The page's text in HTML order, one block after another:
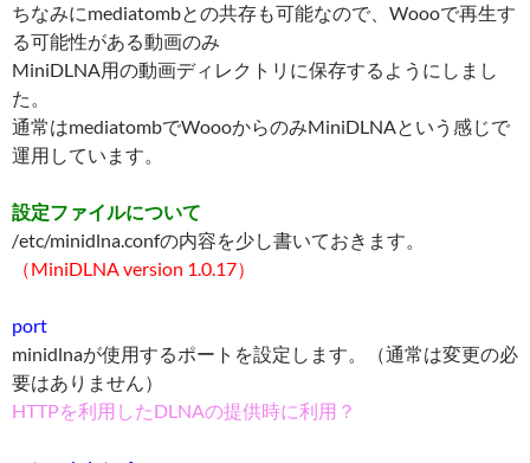
ちなみにmediatombとの共存も可能なので、Woooで再生す
る可能性がある動画のみ
MiniDLNA用の動画ディレクトリに保存するようにしまし
た。
通常はmediatombでWoooからのみMiniDLNAという感じで
運用しています。
設定ファイルについて
/etc/minidlna.confの内容を少し書いておきます。
（MiniDLNA version 1.0.17）
port
minidlnaが使用するポートを設定します。（通常は変更の必
要はありません）
HTTPを利用したDLNAの提供時に利用？